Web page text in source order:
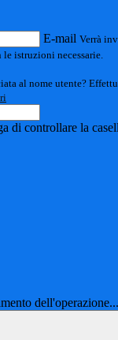
E-mail Verrà
istruzioni necessarie.
al nome utente?
di controllare la
dell'operazione...